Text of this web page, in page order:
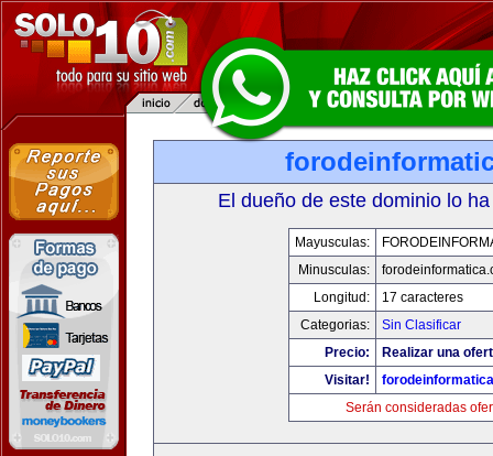
El dueño de este dominio lo
Mayusculas:
Minusculas:
Longitud:
17 caracteres
Categorias:
Sin Clasificar
Precio:
Realizar una
Visitar!
Serán consideradas